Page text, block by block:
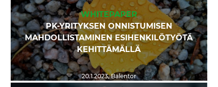
WHITEPAPER
PK-YRITYKSEN ONNISTUMISEN
MAHDOLLISTAMINEN ESIHENKILÖTYÖTÄ
KEHITTÄMÄLLÄ
20.1.2023,Balentor